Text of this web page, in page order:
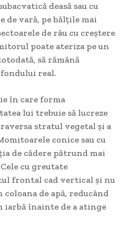
deasă sau cu
de vară, pe bălțile mai
de râu cu creștere
poate ateriza pe un
să rămână
fondului real.
în care forma
lui trebuie să lucreze
stratul vegetal și a
conice sau cu
de cădere pătrund mai
cu greutate
frontal cad vertical și nu
de apă, reducând
iarbă înainte de a atinge